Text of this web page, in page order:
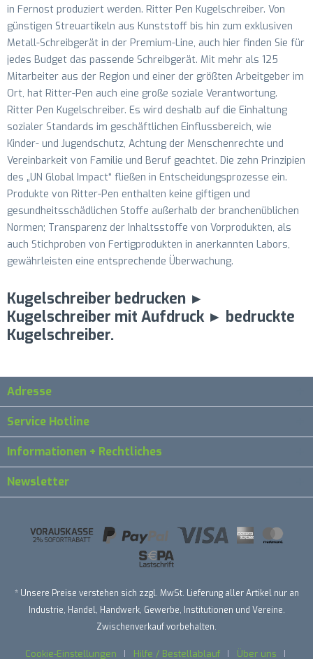
in Fernost produziert werden. Ritter Pen Kugelschreiber. Von
günstigen Streuartikeln aus Kunststoff bis hin zum exklusiven
Metall-Schreibgerät in der Premium-Line, auch hier finden Sie für
jedes Budget das passende Schreibgerät. Mit mehr als 125
Mitarbeiter aus der Region und einer der größten Arbeitgeber im
Ort, hat Ritter-Pen auch eine große soziale Verantwortung.
Ritter Pen Kugelschreiber. Es wird deshalb auf die Einhaltung
sozialer Standards im geschäftlichen Einflussbereich, wie
Kinder- und Jugendschutz, Achtung der Menschenrechte und
Vereinbarkeit von Familie und Beruf geachtet. Die zehn Prinzipien
des „UN Global Impact“ fließen in Entscheidungsprozesse ein.
Produkte von Ritter-Pen enthalten keine giftigen und
gesundheitsschädlichen Stoffe außerhalb der branchenüblichen
Normen; Transparenz der Inhaltsstoffe von Vorprodukten, als
auch Stichproben von Fertigprodukten in anerkannten Labors,
gewährleisten eine entsprechende Überwachung.
Kugelschreiber bedrucken ►
Kugelschreiber mit Aufdruck ► bedruckte
Kugelschreiber.
Adresse
Service Hotline
Informationen + Rechtliches
Newsletter
* Unsere Preise verstehen sich zzgl. MwSt. Lieferung aller Artikel nur an
Industrie, Handel, Handwerk, Gewerbe, Institutionen und Vereine.
Zwischenverkauf vorbehalten.
Cookie-Einstellungen Hilfe / Bestellablauf Über uns